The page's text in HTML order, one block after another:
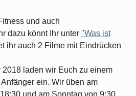
und auch
dazu könnt Ihr unter "Was ist
ihr auch 2 Filme mit Eindrücken
laden wir Euch zu einem
ein. Wir üben am
und am Sonntag von 9:30